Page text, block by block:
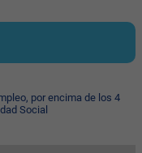
por encima de los 4
Social